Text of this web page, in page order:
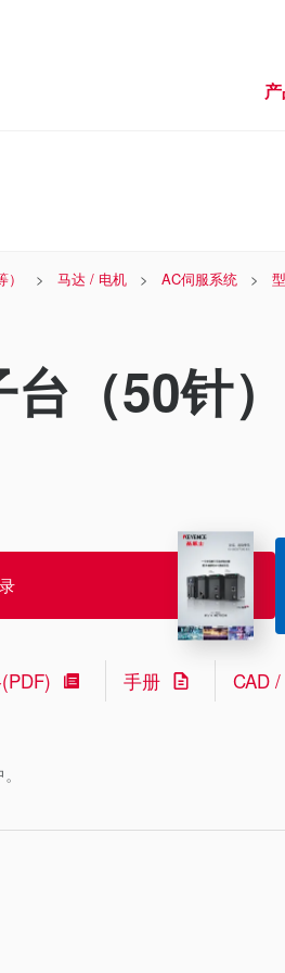
马达 / 电机 AC伺服系统
（50针）
手册 CAD